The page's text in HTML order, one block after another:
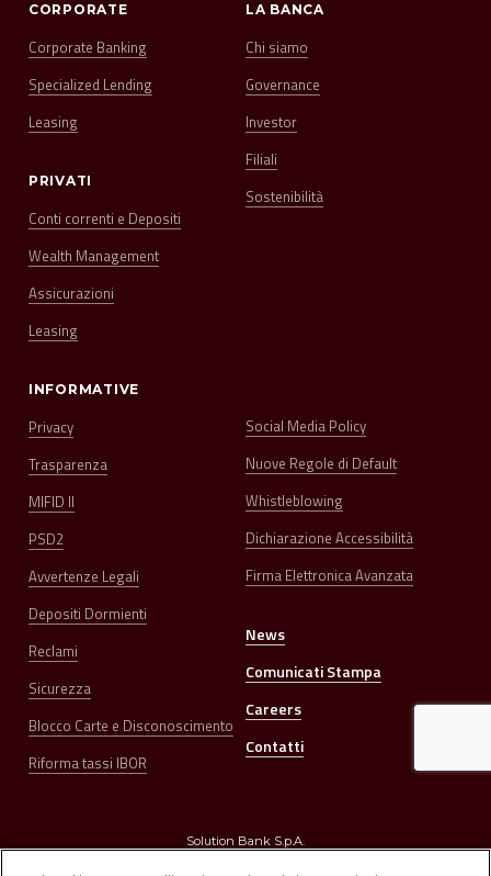
CORPORATE
Corporate Banking
Specialized Lending
Leasing
PRIVATI
Conti correnti e Depositi
Wealth Management
Assicurazioni
Leasing
LA BANCA
Chi siamo
Governance
Investor
Filiali
Sostenibilità
INFORMATIVE
Privacy
Trasparenza
MIFID II
PSD2
Avvertenze Legali
Depositi Dormienti
Reclami
Sicurezza
Blocco Carte e Disconoscimento
Riforma tassi IBOR
Social Media Policy
Nuove Regole di Default
Whistleblowing
Dichiarazione Accessibilità
Firma Elettronica Avanzata
News
Comunicati Stampa
Careers
Contatti
Solution Bank S.p.A.